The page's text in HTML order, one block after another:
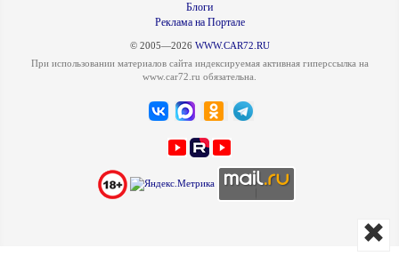
Блоги
Реклама на Портале
© 2005—2026 WWW.CAR72.RU
При использовании материалов сайта индексируемая активная гиперссылка на
www.car72.ru обязательна.